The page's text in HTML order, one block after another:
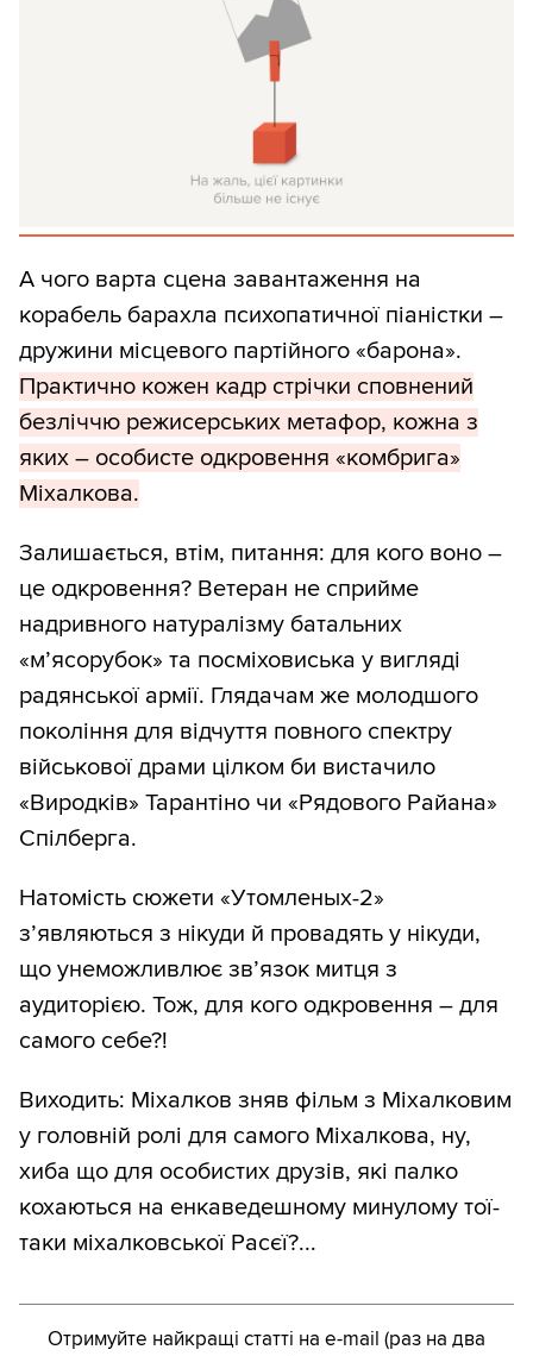
А чого варта сцена завантаження на
корабель барахла психопатичної піаністки –
дружини місцевого партійного «барона».
Практично кожен кадр стрічки сповнений
безліччю режисерських метафор, кожна з
яких – особисте одкровення «комбрига»
Міхалкова.
Залишається, втім, питання: для кого воно –
це одкровення? Ветеран не сприйме
надривного натуралізму батальних
«м’ясорубок» та посміховиська у вигляді
радянської армії. Глядачам же молодшого
покоління для відчуття повного спектру
військової драми цілком би вистачило
«Виродків» Тарантіно чи «Рядового Райана»
Спілберга.
Натомість сюжети «Утомленых-2»
з’являються з нікуди й провадять у нікуди,
що унеможливлює зв’язок митця з
аудиторією. Тож, для кого одкровення – для
самого себе?!
Виходить: Міхалков зняв фільм з Міхалковим
у головній ролі для самого Міхалкова, ну,
хиба що для особистих друзів, які палко
кохаються на енкаведешному минулому тої-
таки міхалковської Расєї?...
Отримуйте найкращі статті на e-mail (раз на два